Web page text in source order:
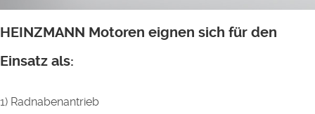
HEINZMANN Motoren eignen sich für den
Einsatz als:
1) Radnabenantrieb